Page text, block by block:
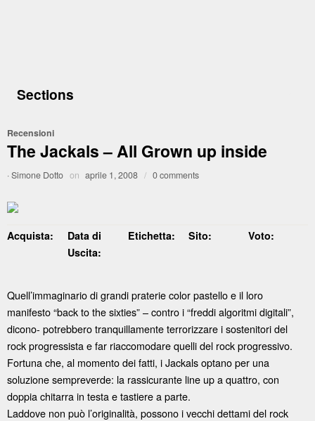
Sections
Recensioni
The Jackals – All Grown up inside
·Simone Dotto on aprile 1, 2008 / 0 comments
Acquista:
Data di
Uscita:
Etichetta: Sito: Voto:
Quell’immaginario di grandi praterie color pastello e il loro
manifesto “back to the sixties” – contro i “freddi algoritmi digitali”,
dicono- potrebbero tranquillamente terrorizzare i sostenitori del
rock progressista e far riaccomodare quelli del rock progressivo.
Fortuna che, al momento dei fatti, i Jackals optano per una
soluzione sempreverde: la rassicurante line up a quattro, con
doppia chitarra in testa e tastiere a parte.
Laddove non può l’originalità, possono i vecchi dettami del rock